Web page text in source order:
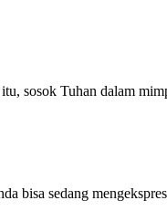
sosok Tuhan dalam
bisa sedang